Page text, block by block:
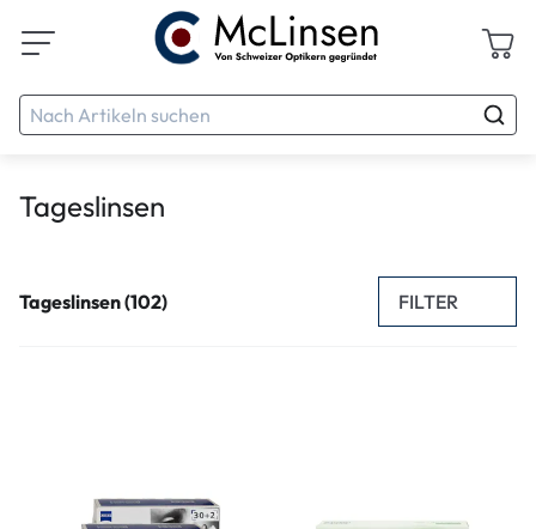
Tageslinsen
Tageslinsen (102) FILTER